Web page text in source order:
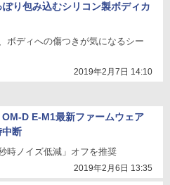
ぽり包み込むシリコン製ボディカ
ボディへの傷つきが気になるシー
2019年2月7日 14:10
D E-M1最新ファームウェア
中断
時ノイズ低減」オフを推奨
2019年2月6日 13:35